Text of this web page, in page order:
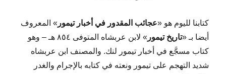
كتابنا لليوم هو «عجائب المقدور في أخبار تيمور » المعروف
أيضا بـ «تاريخ تيمور
» لابن عربشاه المتوفى ٨٥٤ هـ – وهو
كتاب مسجَّع في أخبار تيمور لنك. والمصنف ابن عربشاه
شديد التهجم على تيمور ونعته في كتابه بالإجرام والغدر